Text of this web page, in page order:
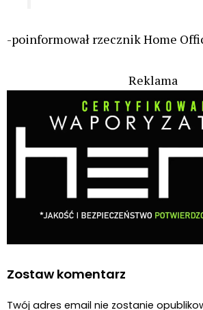
-poinformował rzecznik Home
Reklama
Zostaw komentarz
Twój adres email nie zostanie